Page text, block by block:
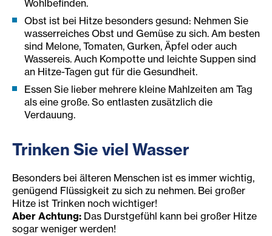
Wohlbefinden.
Obst ist bei Hitze besonders gesund: Nehmen Sie
wasserreiches Obst und Gemüse zu sich. Am besten
sind Melone, Tomaten, Gurken, Äpfel oder auch
Wassereis. Auch Kompotte und leichte Suppen sind
an Hitze-Tagen gut für die Gesundheit.
Essen Sie lieber mehrere kleine Mahlzeiten am Tag
als eine große. So entlasten zusätzlich die
Verdauung.
Trinken Sie viel Wasser
Besonders bei älteren Menschen ist es immer wichtig,
genügend Flüssigkeit zu sich zu nehmen. Bei großer
Hitze ist Trinken noch wichtiger!
Aber Achtung: Das Durstgefühl kann bei großer Hitze
sogar weniger werden!